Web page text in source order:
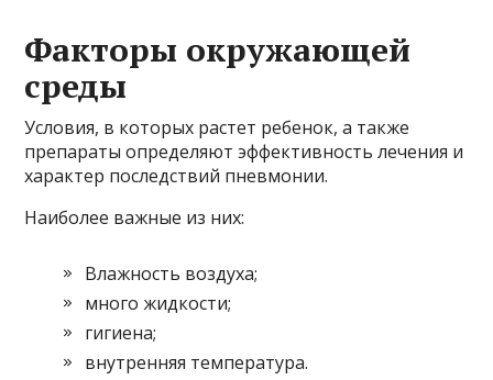
Факторы окружающей
среды
Условия, в которых растет ребенок, а также
препараты определяют эффективность лечения и
характер последствий пневмонии.
Наиболее важные из них:
Влажность воздуха;
много жидкости;
гигиена;
внутренняя температура.